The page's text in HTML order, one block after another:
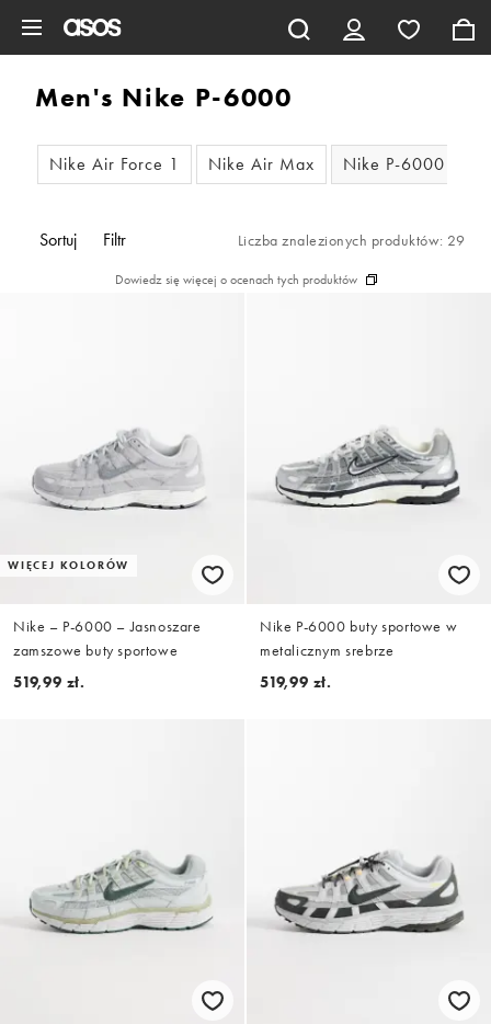
Men's Nike P-6000
Nike Air Force 1 Nike Air Max Nike P-6000
Sortuj Filtr Liczba znalezionych produktów: 29
Dowiedz się więcej o ocenach tych produktów
WIĘCEJ KOLORÓW
Nike – P-6000 – Jasnoszare
zamszowe buty sportowe
519,99 zł.
Nike P-6000 buty sportowe w
metalicznym srebrze
519,99 zł.